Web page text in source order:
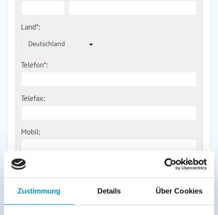
Zustimmung Details Über Cookies
Land*:
Deutschland
Telefon*:
Telefax:
Mobil:
E-Mail:
Freier Kommentar an Vermieter